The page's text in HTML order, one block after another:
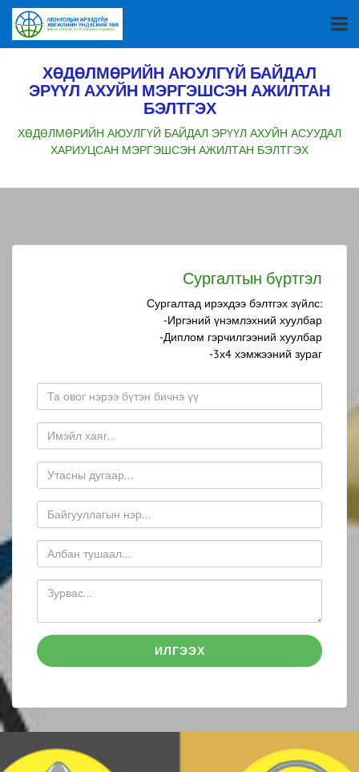
ХӨДӨЛМӨРИЙН АЮУЛГҮЙ БАЙДАЛ
ЭРҮҮЛ АХУЙН МЭРГЭШСЭН АЖИЛТАН
БЭЛТГЭХ
ХӨДӨЛМӨРИЙН АЮУЛГҮЙ БАЙДАЛ ЭРҮҮЛ АХУЙН АСУУДАЛ
ХАРИУЦСАН МЭРГЭШСЭН АЖИЛТАН БЭЛТГЭХ
Сургалтын бүртгэл
Сургалтад ирэхдээ бэлтгэх зүйлс:
-Иргэний үнэмлэхний хуулбар
-Диплом гэрчилгээний хуулбар
-3х4 хэмжээний зураг
ИЛГЭЭХ